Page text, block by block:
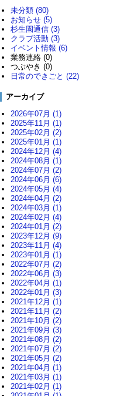
未分類 (80)
お知らせ (5)
杉生園通信 (3)
クラブ活動 (3)
イベント情報 (6)
業務連絡 (0)
つぶやき (0)
日常のできごと (22)
アーカイブ
2026年07月 (1)
2025年11月 (1)
2025年02月 (2)
2025年01月 (1)
2024年12月 (4)
2024年08月 (1)
2024年07月 (2)
2024年06月 (6)
2024年05月 (4)
2024年04月 (2)
2024年03月 (1)
2024年02月 (4)
2024年01月 (2)
2023年12月 (9)
2023年11月 (4)
2023年01月 (1)
2022年07月 (2)
2022年06月 (3)
2022年04月 (1)
2022年01月 (3)
2021年12月 (1)
2021年11月 (2)
2021年10月 (2)
2021年09月 (3)
2021年08月 (2)
2021年07月 (2)
2021年05月 (2)
2021年04月 (1)
2021年03月 (1)
2021年02月 (1)